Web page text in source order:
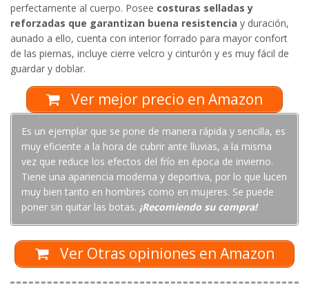
perfectamente al cuerpo. Posee costuras selladas y
reforzadas que garantizan buena resistencia y duración,
aunado a ello, cuenta con interior forrado para mayor confort
de las piernas, incluye cierre velcro y cinturón y es muy fácil de
guardar y doblar.
Ver mejor precio en Amazon
Es un ejemplar que se pone de manera rápida y sencilla, es
muy eficiente a la hora de cubrir ante lluvias, a la misma
vez que reduce los efectos del frío en época de invierno.
Tiene una apariencia moderna y deportiva, por lo que lucen
muy bien tanto en hombres como en mujeres. Se puede
poner sin quitar las botas. ¡Recomiendo su compra!
Ver Otras opiniones en Amazon